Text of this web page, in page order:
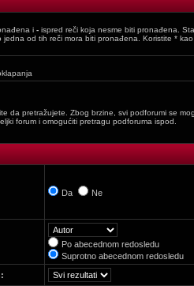
i - ispred reči koja nesme biti pronađena.
jedna od tih reči mora biti pronađena. Koristite *
da pretražujete. Zbog brzine, svi podforumi se
forum i omogućiti pretragu podforuma ispod.
Da Ne
Po abecednom redosledu
Suprotno abecednom redosledu